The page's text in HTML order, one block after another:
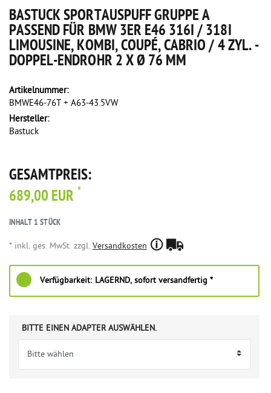
BASTUCK SPORTAUSPUFF GRUPPE A
PASSEND FÜR BMW 3ER E46 316I / 318I
LIMOUSINE, KOMBI, COUPÉ, CABRIO / 4 ZYL. -
DOPPEL-ENDROHR 2 X Ø 76 MM
Artikelnummer:
BMWE46-76T + A63-43.5VW
Hersteller:
Bastuck
GESAMTPREIS:
689,00 EUR *
INHALT 1STÜCK
* inkl. ges. MwSt. zzgl. Versandkosten
Verfügbarkeit: LAGERND, sofort versandfertig *
BITTE EINEN ADAPTER AUSWÄHLEN.